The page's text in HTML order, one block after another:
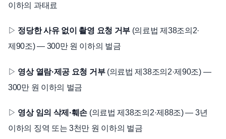
이하의 과태료
▷ 정당한 사유 없이 촬영 요청 거부 (의료법 제38조의2·
제90조) — 300만 원 이하의 벌금
▷ 영상 열람·제공 요청 거부(의료법 제38조의2·제90조) —
300만 원 이하의 벌금
▷ 영상 임의 삭제·훼손 (의료법 제38조의2·제88조) — 3년
이하의 징역 또는 3천만 원 이하의 벌금